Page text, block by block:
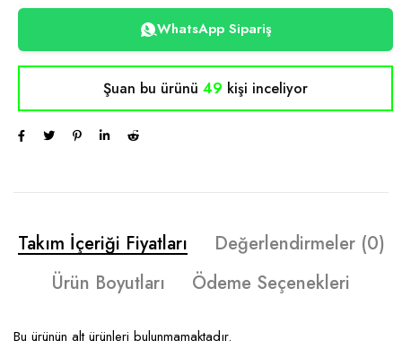
WhatsApp Sipariş
Şuan bu ürünü 49 kişi inceliyor
Takım İçeriği Fiyatları
Değerlendirmeler (0)
Ürün Boyutları
Ödeme Seçenekleri
Bu ürünün alt ürünleri bulunmamaktadır.